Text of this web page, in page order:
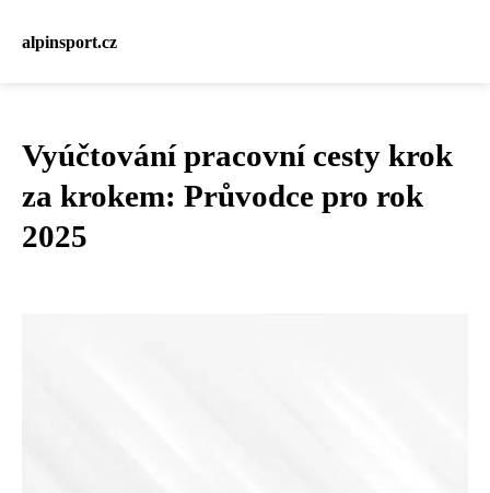
alpinsport.cz
Vyúčtování pracovní cesty krok
za krokem: Průvodce pro rok
2025